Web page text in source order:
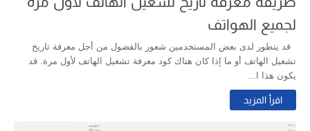
لجميع الهواتف
قد يتطور لدى بعض المستخدمين شعور بالفضول من أجل معرفة تاريخ
تشغيل الهاتف أو ما إذا كان هناك كود معرفة تشغيل الهاتف لأول مرة. قد
يكون هذا ا...
اقرأ المزيد